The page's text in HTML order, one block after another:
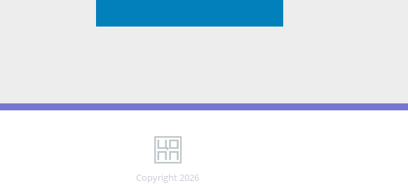
Copyright 2026
Портал центра опережающей